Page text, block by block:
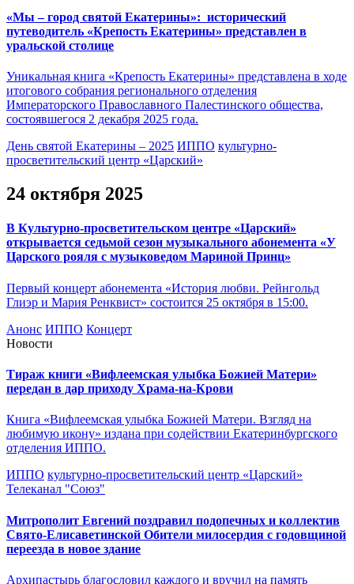
«Мы – город святой Екатерины»: исторический
путеводитель «Крепость Екатерины» представлен в
уральской столице
Уникальная книга «Крепость Екатерины» представлена в ходе
итогового собрания регионального отделения
Императорского Православного Палестинского общества,
состоявшегося 2 декабря 2025 года.
День святой Екатерины – 2025 ИППО культурно-
просветительский центр «Царский»
24 октября 2025
В Культурно-просветительском центре «Царский»
открывается седьмой сезон музыкального абонемента «У
Царского рояля с музыковедом Мариной Принц»
Первый концерт абонемента «История любви. Рейнгольд
Глиэр и Мария Ренквист» состоится 25 октября в 15:00.
Анонс ИППО Концерт
Новости
Тираж книги «Вифлеемская улыбка Божией Матери»
передан в дар приходу Храма-на-Крови
Книга «Вифлеемская улыбка Божией Матери. Взгляд на
любимую икону» издана при содействии Екатеринбургского
отделения ИППО.
ИППО культурно-просветительский центр «Царский»
Телеканал "Союз"
Митрополит Евгений поздравил подопечных и коллектив
Свято-Елисаветинской Обители милосердия с годовщиной
переезда в новое здание
Архипастырь благословил каждого и вручил на память